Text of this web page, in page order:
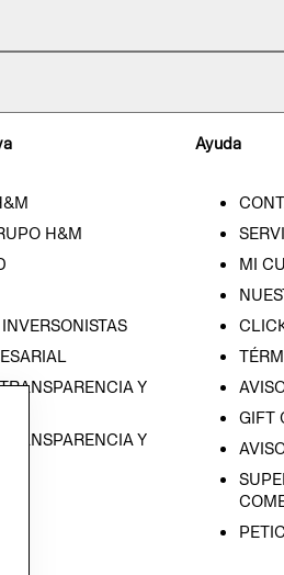
H&M
Y
Y
Ayuda
MI
GIFT